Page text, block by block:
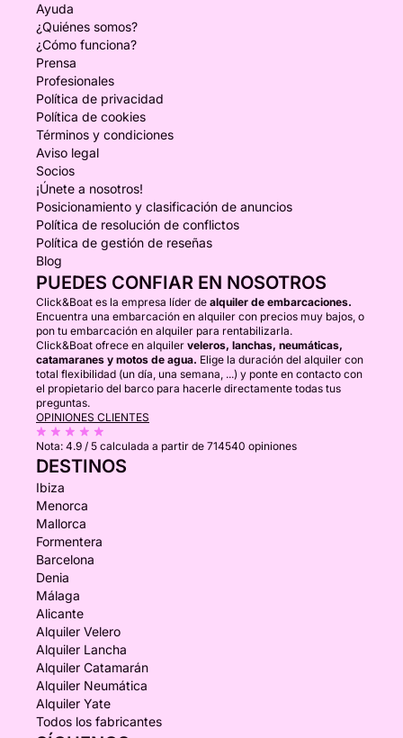
Ayuda
¿Quiénes somos?
¿Cómo funciona?
Prensa
Profesionales
Política de privacidad
Política de cookies
Términos y condiciones
Aviso legal
Socios
¡Únete a nosotros!
Posicionamiento y clasificación de anuncios
Política de resolución de conflictos
Política de gestión de reseñas
Blog
PUEDES CONFIAR EN NOSOTROS
Click&Boat es la empresa líder de alquiler de embarcaciones.
Encuentra una embarcación en alquiler con precios muy bajos, o
pon tu embarcación en alquiler para rentabilizarla.
Click&Boat ofrece en alquiler veleros, lanchas, neumáticas,
catamaranes y motos de agua. Elige la duración del alquiler con
total flexibilidad (un día, una semana, ...) y ponte en contacto con
el propietario del barco para hacerle directamente todas tus
preguntas.
OPINIONES CLIENTES
Nota: 4.9 / 5 calculada a partir de 714540 opiniones
DESTINOS
Ibiza
Menorca
Mallorca
Formentera
Barcelona
Denia
Málaga
Alicante
Alquiler Velero
Alquiler Lancha
Alquiler Catamarán
Alquiler Neumática
Alquiler Yate
Todos los fabricantes